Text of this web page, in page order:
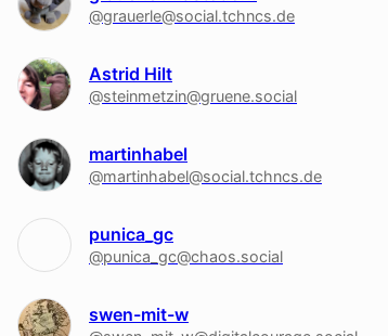
@grauerle@social.tchncs.de
Astrid Hilt
@steinmetzin@gruene.social
martinhabel
@martinhabel@social.tchncs.de
punica_gc
@punica_gc@chaos.social
swen-mit-w